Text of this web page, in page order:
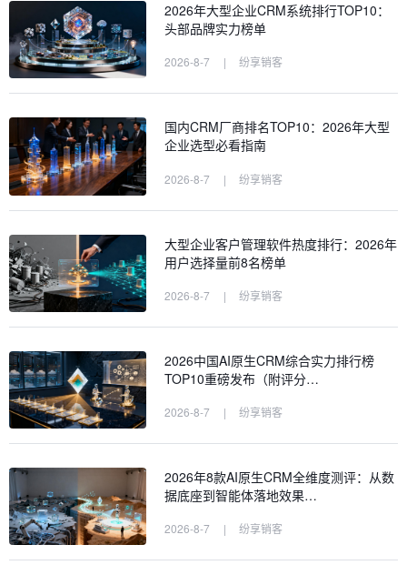
2026年大型企业CRM系统排行TOP10：
头部品牌实力榜单
2026-8-7 | 纷享销客
国内CRM厂商排名TOP10：2026年大型
企业选型必看指南
2026-8-7 | 纷享销客
大型企业客户管理软件热度排行：2026年
用户选择量前8名榜单
2026-8-7 | 纷享销客
2026中国AI原生CRM综合实力排行榜
TOP10重磅发布（附评分…
2026-8-7 | 纷享销客
2026年8款AI原生CRM全维度测评：从数
据底座到智能体落地效果…
2026-8-7 | 纷享销客